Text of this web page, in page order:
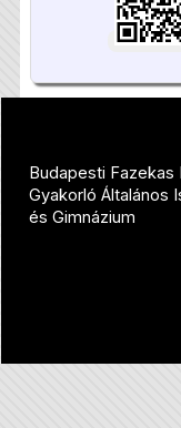
Budapesti Fazekas
Gyakorló Általános
és Gimnázium